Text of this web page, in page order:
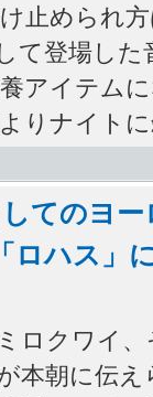
止められ
て登場し
アイテム
りナイト
てのヨ
ロハス」
ロクワイ
本朝に伝